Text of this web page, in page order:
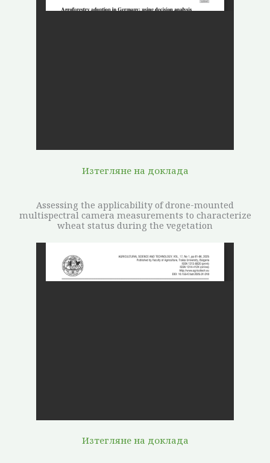
Изтегляне на доклада
Assessing the applicability of drone-mounted
multispectral camera measurements to characterize
wheat status during the vegetation
Изтегляне на доклада